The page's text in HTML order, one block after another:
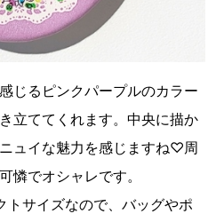
じるピンクパープルのカラー
立ててくれます。中央に描か
ュイな魅力を感じますね♡周
憐でオシャレです。
サイズなので、バッグやポ